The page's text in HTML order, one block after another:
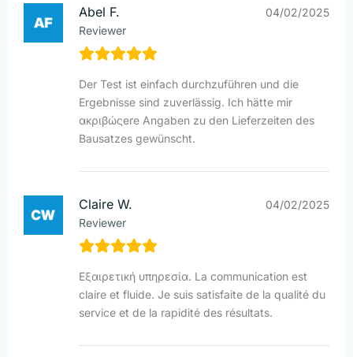
Abel F.
Reviewer
04/02/2025
Der Test ist einfach durchzuführen und die
Ergebnisse sind zuverlässig. Ich hätte mir
ακριβώςere Angaben zu den Lieferzeiten des
Bausatzes gewünscht.
Claire W.
Reviewer
04/02/2025
Εξαιρετική υπηρεσία. La communication est
claire et fluide. Je suis satisfaite de la qualité du
service et de la rapidité des résultats.